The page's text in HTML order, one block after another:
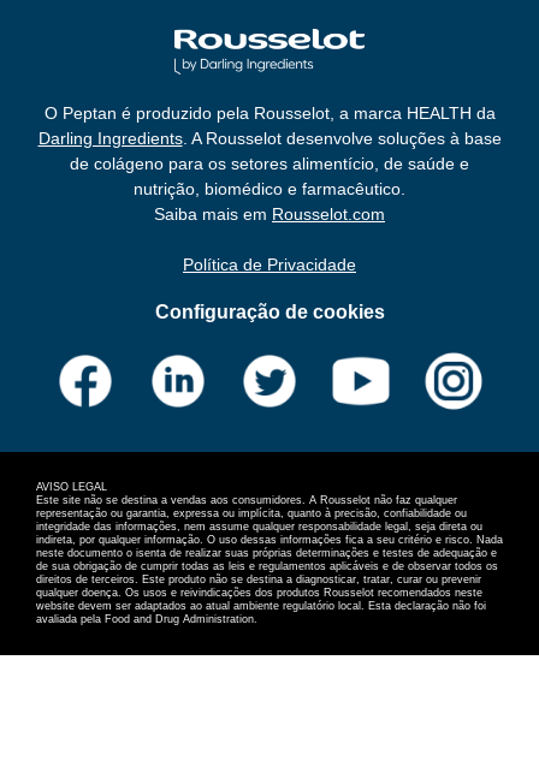
O Peptan é produzido pela Rousselot, a marca HEALTH da
Darling Ingredients. A Rousselot desenvolve soluções à base
de colágeno para os setores alimentício, de saúde e
nutrição, biomédico e farmacêutico.
Saiba mais em Rousselot.com
Política de Privacidade
Configuração de cookies
AVISO LEGAL
Este site não se destina a vendas aos consumidores. A Rousselot não faz qualquer
representação ou garantia, expressa ou implícita, quanto à precisão, confiabilidade ou
integridade das informações, nem assume qualquer responsabilidade legal, seja direta ou
indireta, por qualquer informação. O uso dessas informações fica a seu critério e risco. Nada
neste documento o isenta de realizar suas próprias determinações e testes de adequação e
de sua obrigação de cumprir todas as leis e regulamentos aplicáveis e de observar todos os
direitos de terceiros. Este produto não se destina a diagnosticar, tratar, curar ou prevenir
qualquer doença. Os usos e reivindicações dos produtos Rousselot recomendados neste
website devem ser adaptados ao atual ambiente regulatório local. Esta declaração não foi
avaliada pela Food and Drug Administration.